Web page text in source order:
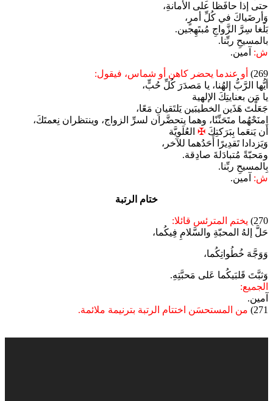
حتى إذا حافَظا على الأمانةِ،
وَأرضَياكَ في كُلِّ أمرٍ،
بَلَغا سِرَّ الزَّواجِ مُبتَهِجين.
بالمسيحِ ربِّنا.
ش: آمين.
269)
أو عندما يحضر كاهن أو شماس، فيقول:
أيُّها الرَّبُّ إلهُنا، يا مَصدَرَ كُلِّ حُبٍّ،
يا مَن بعنايتِكَ الإلهية
جَعَلْتَ هَذَين الخطيبَين يَلتَقيانِ مَعًا،
اِمنَحْهُما متَحَنِّنًا، وهما يتحضَّران لسرِّ الزواج، وينتظران نِعمتَكَ،
أن يَنعَما بِبَرَكتِكَ ✠ العُلَويَّة
وَيَزدادا تَقدِيرًا أَحَدُهما للآخر،
ومَحبّةً مُتبادَلةَ صادِقة.
بِالمسيحِ ربِّنا.
ش: آمين.
ختام الرتبة
270)
يختم المترئس قائلا:
حَلَّ إلهُ المحبّةِ والسَّلامِ فِيكُما،
وَوَجَّهَ خُطُواتِكُما،
وَثبَّتَ قَلبَيكُما عَلى مَحبَّتِهِ.
الجميع:
آمين.
271)
من المستحسَن اختتام الرتبة بترنيمة ملائمة.